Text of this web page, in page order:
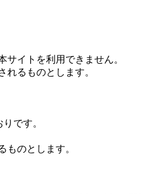
イトを利用できません。
るものとします。
です。
のとします。